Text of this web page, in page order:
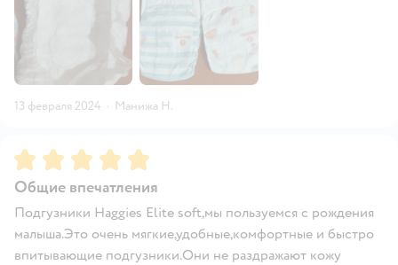
13 февраля 2024 · Манижа Н.
Рейтинг:5
Общие впечатления
Подгузники Haggies Elite soft,мы пользуемся с рождения
малыша.Это очень мягкие,удобные,комфортные и быстро
впитывающие подгузники.Они не раздражают кожу